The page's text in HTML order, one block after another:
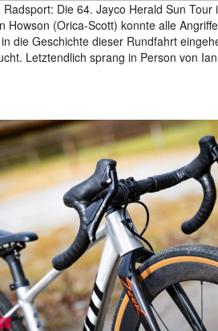
Radsport: Die 64. Jayco Herald Sun
Howson (Orica-Scott) konnte alle
in die Geschichte dieser Rundfahrt
Letztendlich sprang in Person von